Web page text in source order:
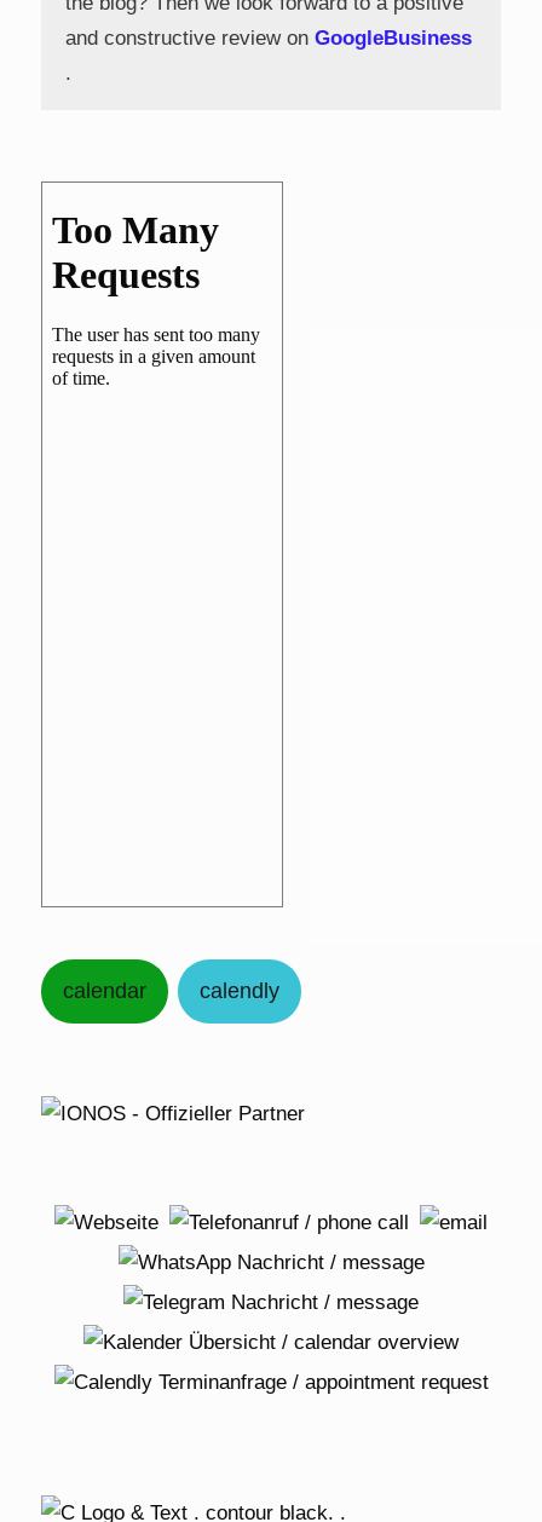
and constructive review on GoogleBusiness
.
calendar calendly